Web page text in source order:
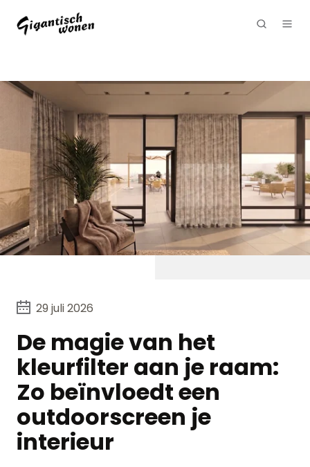
29 juli 2026
De magie van het
kleurfilter aan je raam:
Zo beïnvloedt een
outdoorscreen je
interieur